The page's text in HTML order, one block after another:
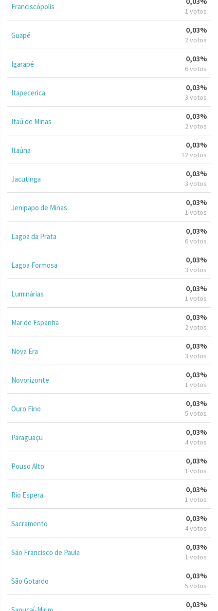
Franciscópolis 1 votos
Guapé
0,03%
2 votos
Igarapé
0,03%
6 votos
Itapecerica
0,03%
3 votos
Itaú de Minas
0,03%
2 votos
Itaúna
0,03%
12 votos
Jacutinga
0,03%
3 votos
Jenipapo de Minas
0,03%
1 votos
Lagoa da Prata
0,03%
6 votos
Lagoa Formosa
0,03%
3 votos
Luminárias
0,03%
1 votos
Mar de Espanha
0,03%
2 votos
Nova Era
0,03%
3 votos
Novorizonte
0,03%
1 votos
Ouro Fino
0,03%
5 votos
Paraguaçu
0,03%
4 votos
Pouso Alto
0,03%
1 votos
Rio Espera
0,03%
1 votos
Sacramento
0,03%
4 votos
São Francisco de Paula
0,03%
1 votos
São Gotardo
0,03%
5 votos
0,03%